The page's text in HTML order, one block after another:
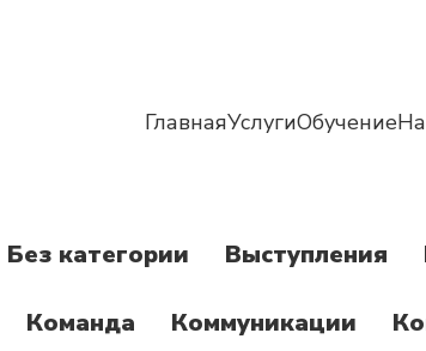
ГлавнаяУслугиОбучение
Без категории Выступления
Команда Коммуникации